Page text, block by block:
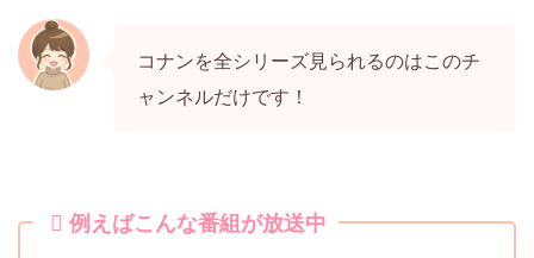
コナンを全シリーズ見られるのはこのチ
ャンネルだけです！
例えばこんな番組が放送中